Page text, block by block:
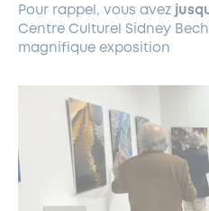
Pour rappel, vous avez
Centre Culturel Sidney
magnifique exposition